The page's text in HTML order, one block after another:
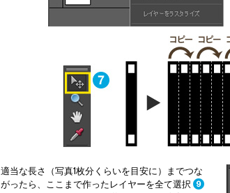
適当な長さ（写真1枚分くらいを目安に）までつな
がったら、ここまで作ったレイヤーを全て選択